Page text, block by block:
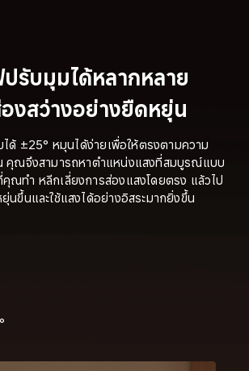
ปรับมุมได้หลากหลาย
องสว่างอย่างยืดหยุ่น
ด้ ±25° หมุนได้ง่ายเพื่อให้ตรงตามความ
คุณจึงสามารถหาตำแหน่งแสงที่สมบูรณ์แบบ
ณทำ หลีกเลี่ยงการส่องแสงโดยตรง แล้วไป
ขึ้นและใช้แสงได้อย่างอิสระมากยิ่งขึ้น